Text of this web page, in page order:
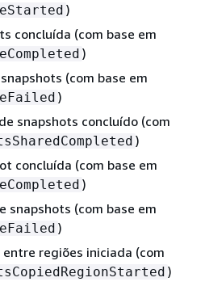
)
concluída (com base em
)
(com base em
)
snapshots concluído (com
)
concluída (com base em
)
snapshots (com base em
)
regiões iniciada (com
)